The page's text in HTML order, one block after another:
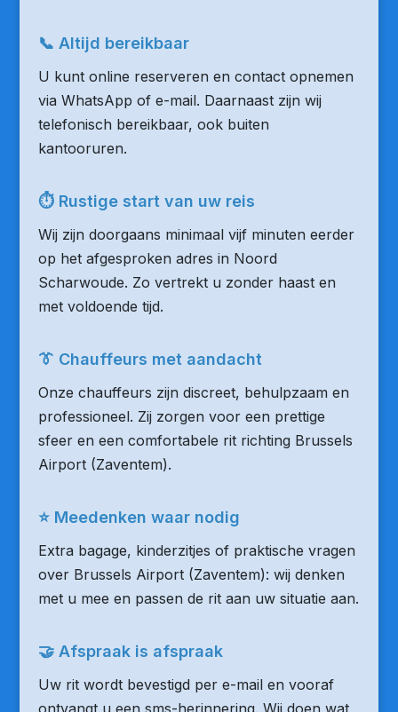
📞 Altijd bereikbaar
U kunt online reserveren en contact opnemen
via WhatsApp of e-mail. Daarnaast zijn wij
telefonisch bereikbaar, ook buiten
kantooruren.
⏱ Rustige start van uw reis
Wij zijn doorgaans minimaal vijf minuten eerder
op het afgesproken adres in Noord
Scharwoude. Zo vertrekt u zonder haast en
met voldoende tijd.
👔 Chauffeurs met aandacht
Onze chauffeurs zijn discreet, behulpzaam en
professioneel. Zij zorgen voor een prettige
sfeer en een comfortabele rit richting Brussels
Airport (Zaventem).
⭐ Meedenken waar nodig
Extra bagage, kinderzitjes of praktische vragen
over Brussels Airport (Zaventem): wij denken
met u mee en passen de rit aan uw situatie aan.
🤝 Afspraak is afspraak
Uw rit wordt bevestigd per e-mail en vooraf
ontvangt u een sms-herinnering. Wij doen wat